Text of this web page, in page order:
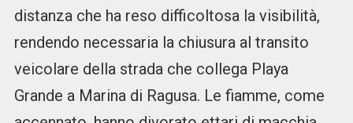
distanza che ha reso difficoltosa la visibilità,
rendendo necessaria la chiusura al transito
veicolare della strada che collega Playa
Grande a Marina di Ragusa. Le fiamme, come